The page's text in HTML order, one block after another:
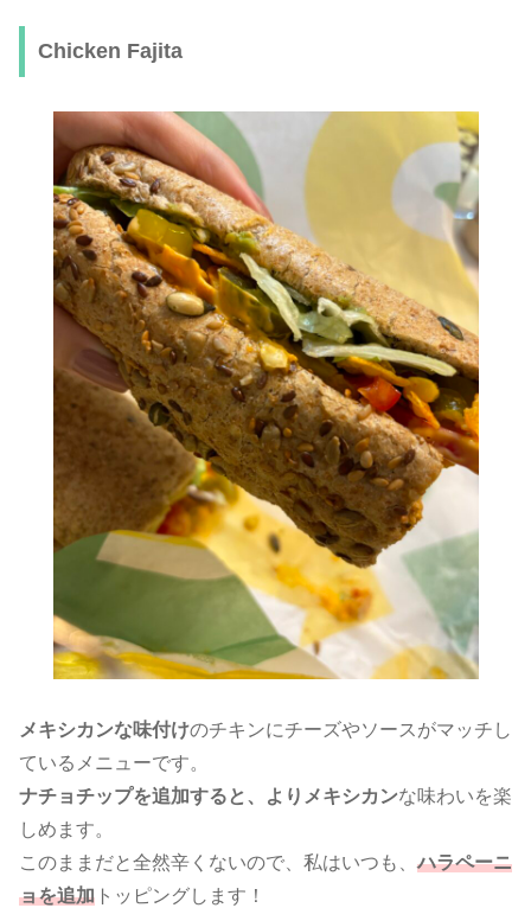
Chicken Fajita
メキシカンな味付けのチキンにチーズやソースがマッチし
ているメニューです。
ナチョチップを追加すると、よりメキシカンな味わいを楽
しめます。
このままだと全然辛くないので、私はいつも、ハラペーニ
ョを追加 トッピングします！